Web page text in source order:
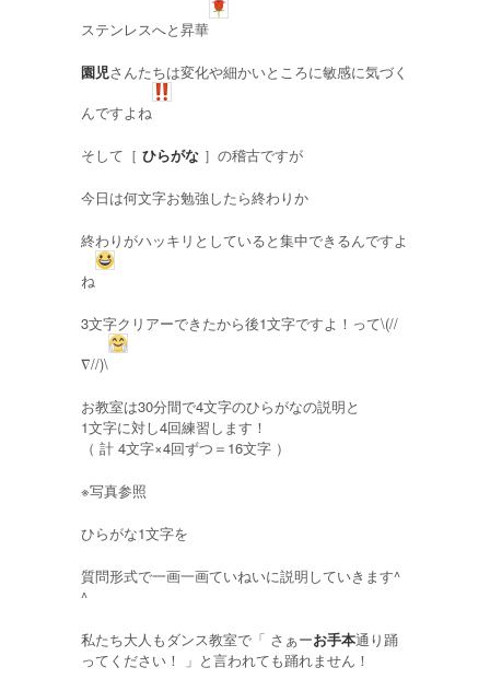
ステンレスへと昇華
園児さんたちは変化や細かいところに敏感に気づく
んですよね
そして［ ひらがな ］の稽古ですが
今日は何文字お勉強したら終わりか
終わりがハッキリとしていると集中できるんですよ
ね
3文字クリアーできたから後1文字ですよ！って\(//
∇//)\
お教室は30分間で4文字のひらがなの説明と
1文字に対し4回練習します！
（ 計 4文字×4回ずつ＝16文字 ）
※写真参照
ひらがな1文字を
質問形式で一画一画ていねいに説明していきます^
^
私たち大人もダンス教室で「 さぁーお手本通り踊
ってください！ 」と言われても踊れません！